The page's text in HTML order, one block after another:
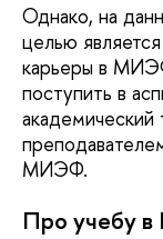
Однако, на
целью
карьеры в
поступить в
академический
МИЭФ.
Про учебу в